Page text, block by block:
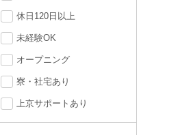
休日120日以上
未経験OK
オープニング
寮・社宅あり
上京サポートあり